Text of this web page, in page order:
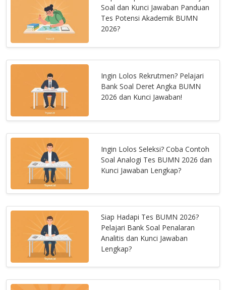
Soal dan Kunci Jawaban Panduan
Tes Potensi Akademik BUMN
2026?
Ingin Lolos Rekrutmen? Pelajari
Bank Soal Deret Angka BUMN
2026 dan Kunci Jawaban!
Ingin Lolos Seleksi? Coba Contoh
Soal Analogi Tes BUMN 2026 dan
Kunci Jawaban Lengkap?
Siap Hadapi Tes BUMN 2026?
Pelajari Bank Soal Penalaran
Analitis dan Kunci Jawaban
Lengkap?